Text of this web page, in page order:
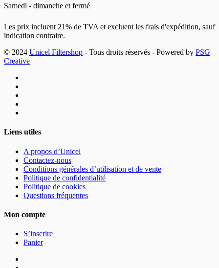
Samedi - dimanche et fermé
Les prix incluent 21% de TVA et excluent les frais d'expédition, sauf
indication contraire.
© 2024 Unicel Filtershop - Tous droits réservés - Powered by PSG
Creative
Liens utiles
A propos d’Unicel
Contactez-nous
Conditions générales d’utilisation et de vente
Politique de confidentialité
Politique de cookies
Questions fréquentes
Mon compte
S’inscrire
Panier